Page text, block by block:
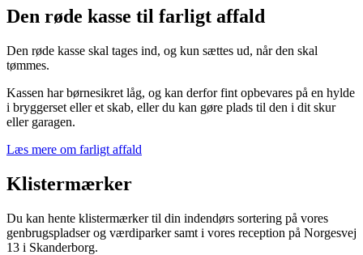
Den røde kasse til farligt affald
Den røde kasse skal tages ind, og kun sættes ud, når den skal
tømmes.
Kassen har børnesikret låg, og kan derfor fint opbevares på en hylde
i bryggerset eller et skab, eller du kan gøre plads til den i dit skur
eller garagen.
Læs mere om farligt affald
Klistermærker
Du kan hente klistermærker til din indendørs sortering på vores
genbrugspladser og værdiparker samt i vores reception på Norgesvej
13 i Skanderborg.